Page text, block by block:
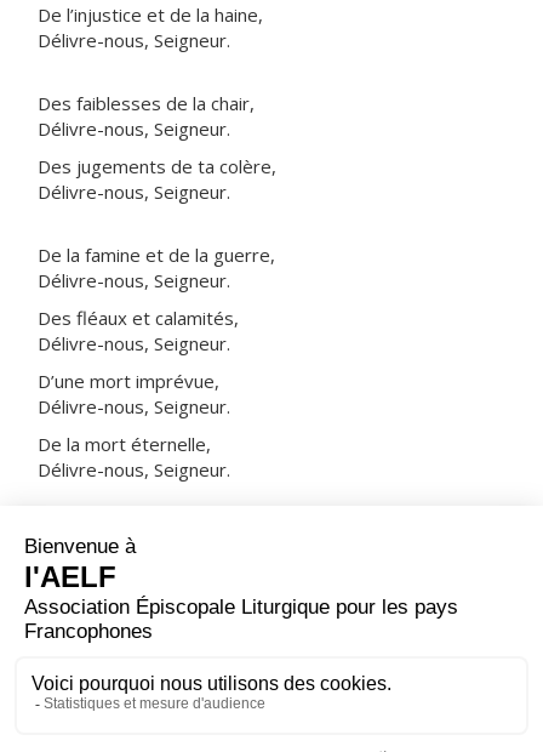
De l’injustice et de la haine,
Délivre-nous, Seigneur.
Des faiblesses de la chair,
Délivre-nous, Seigneur.
Des jugements de ta colère,
Délivre-nous, Seigneur.
De la famine et de la guerre,
Délivre-nous, Seigneur.
Des fléaux et calamités,
Délivre-nous, Seigneur.
D’une mort imprévue,
Délivre-nous, Seigneur.
De la mort éternelle,
Délivre-nous, Seigneur.
NOTRE PÈRE
ORAISON
Que notre prière du soir monte jusqu'à toi, Seigneur,
descende sur nous ta bénédiction, afin qu'avec ton aide,
dès maintenant et pour toujours, nous soyons sauvés.